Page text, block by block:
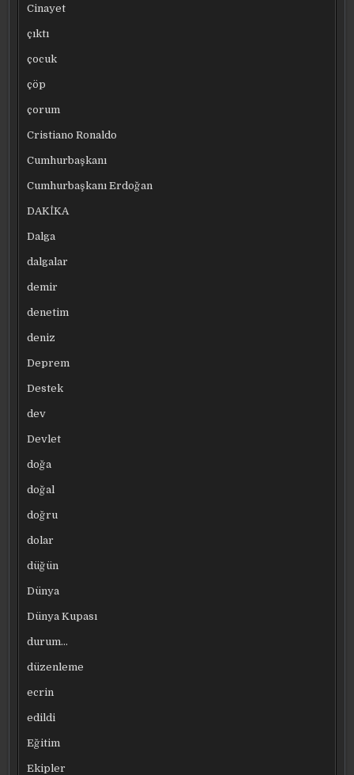
Cinayet
çıktı
çocuk
çöp
çorum
Cristiano Ronaldo
Cumhurbaşkanı
Cumhurbaşkanı Erdoğan
DAKİKA
Dalga
dalgalar
demir
denetim
deniz
Deprem
Destek
dev
Devlet
doğa
doğal
doğru
dolar
düğün
Dünya
Dünya Kupası
durum…
düzenleme
ecrin
edildi
Eğitim
Ekipler